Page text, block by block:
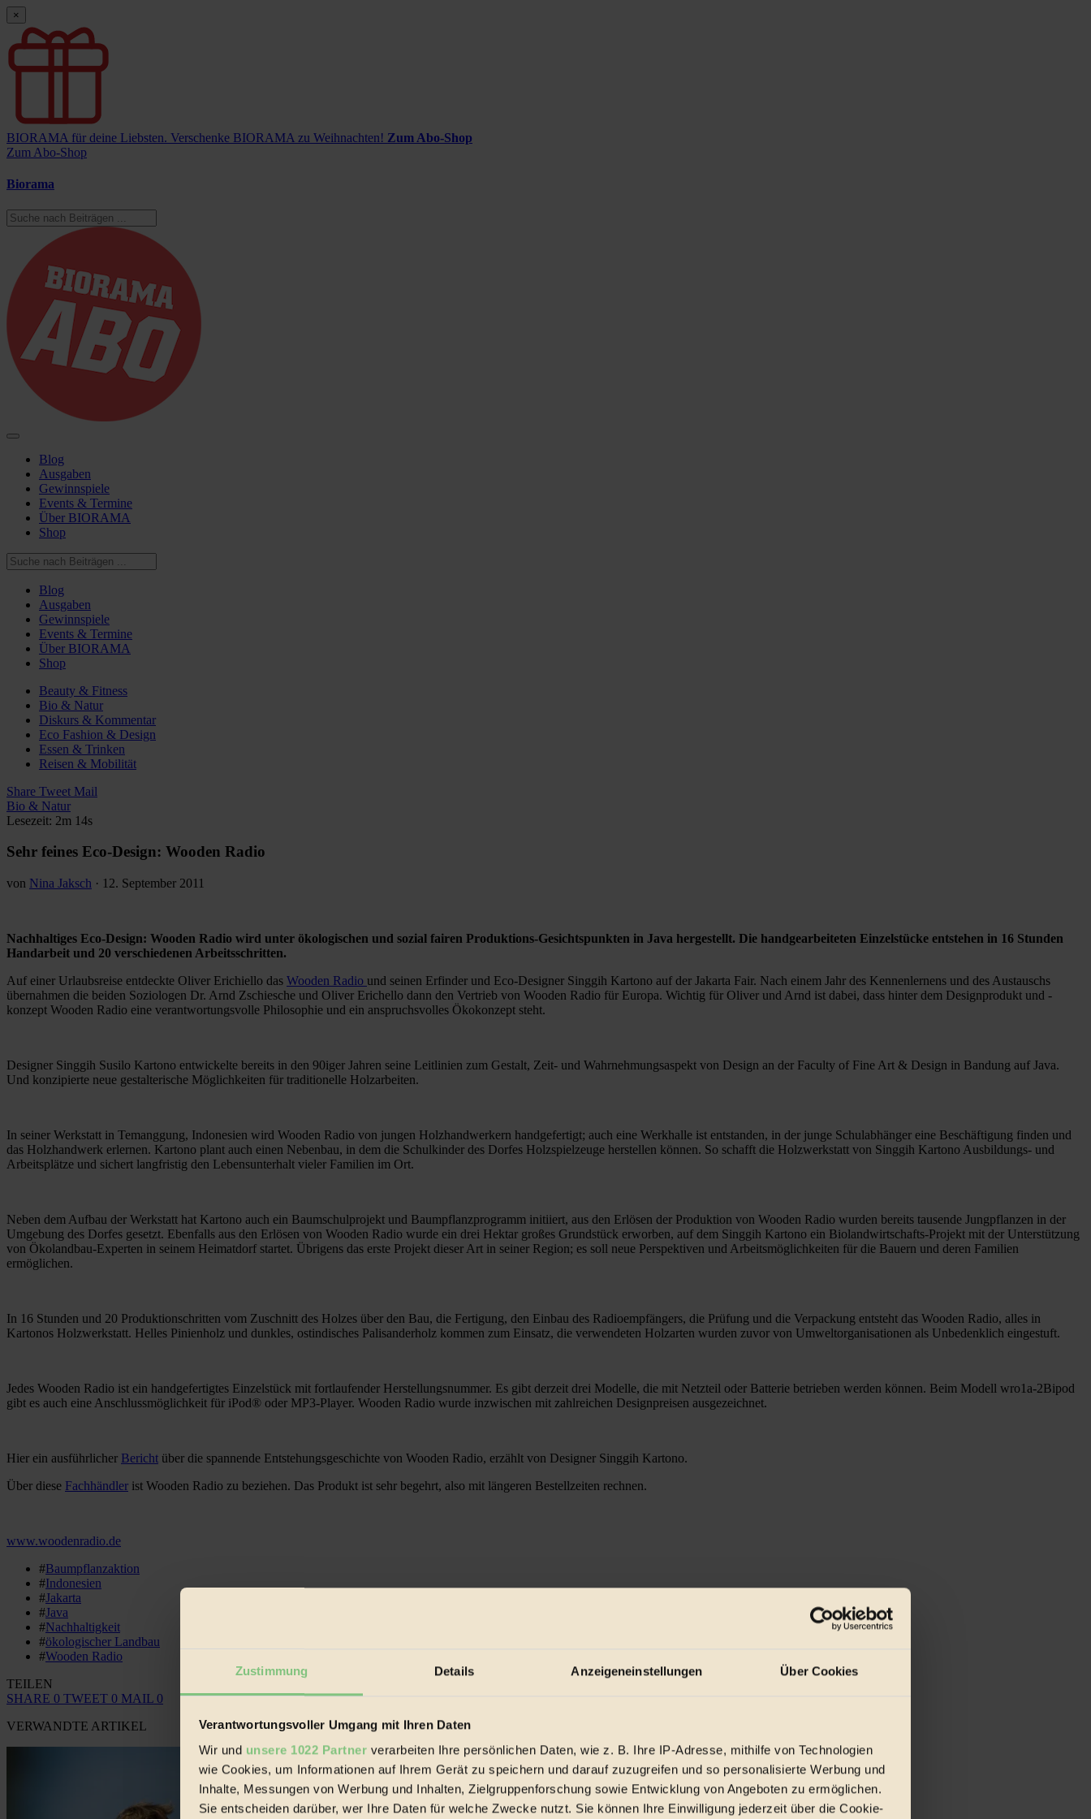
Zustimmung Details Anzeigeneinstellungen Über Cookies
Verantwortungsvoller Umgang mit Ihren Daten
Wir und unsere 1022 Partner verarbeiten Ihre persönlichen Daten, wie z. B. Ihre IP-Adresse, mithilfe von Technologien
wie Cookies, um Informationen auf Ihrem Gerät zu speichern und darauf zuzugreifen und so personalisierte Werbung und
Inhalte, Messungen von Werbung und Inhalten, Zielgruppenforschung sowie Entwicklung von Angeboten zu ermöglichen.
Sie entscheiden darüber, wer Ihre Daten für welche Zwecke nutzt. Sie können Ihre Einwilligung jederzeit über die Cookie-
×
BIORAMA für deine Liebsten. Verschenke BIORAMA zu Weihnachten! Zum Abo-Shop
Zum Abo-Shop
Biorama
Blog
Ausgaben
Gewinnspiele
Events & Termine
Über BIORAMA
Shop
Blog
Ausgaben
Gewinnspiele
Events & Termine
Über BIORAMA
Shop
Beauty & Fitness
Bio & Natur
Diskurs & Kommentar
Eco Fashion & Design
Essen & Trinken
Reisen & Mobilität
Share Tweet Mail
Bio & Natur
Lesezeit: 2m 14s
Sehr feines Eco-Design: Wooden Radio
von Nina Jaksch · 12. September 2011
Nachhaltiges Eco-Design: Wooden Radio wird unter ökologischen und sozial fairen Produktions-Gesichtspunkten in Java hergestellt. Die handgearbeiteten Einzelstücke entstehen in 16 Stunden
Handarbeit und 20 verschiedenen Arbeitsschritten.
Auf einer Urlaubsreise entdeckte Oliver Erichiello das Wooden Radio und seinen Erfinder und Eco-Designer Singgih Kartono auf der Jakarta Fair. Nach einem Jahr des Kennenlernens und des Austauschs
übernahmen die beiden Soziologen Dr. Arnd Zschiesche und Oliver Erichello dann den Vertrieb von Wooden Radio für Europa. Wichtig für Oliver und Arnd ist dabei, dass hinter dem Designprodukt und -
konzept Wooden Radio eine verantwortungsvolle Philosophie und ein anspruchsvolles Ökokonzept steht.
Designer Singgih Susilo Kartono entwickelte bereits in den 90iger Jahren seine Leitlinien zum Gestalt, Zeit- und Wahrnehmungsaspekt von Design an der Faculty of Fine Art & Design in Bandung auf Java.
Und konzipierte neue gestalterische Möglichkeiten für traditionelle Holzarbeiten.
In seiner Werkstatt in Temanggung, Indonesien wird Wooden Radio von jungen Holzhandwerkern handgefertigt; auch eine Werkhalle ist entstanden, in der junge Schulabhänger eine Beschäftigung finden und
das Holzhandwerk erlernen. Kartono plant auch einen Nebenbau, in dem die Schulkinder des Dorfes Holzspielzeuge herstellen können. So schafft die Holzwerkstatt von Singgih Kartono Ausbildungs- und
Arbeitsplätze und sichert langfristig den Lebensunterhalt vieler Familien im Ort.
Neben dem Aufbau der Werkstatt hat Kartono auch ein Baumschulprojekt und Baumpflanzprogramm initiiert, aus den Erlösen der Produktion von Wooden Radio wurden bereits tausende Jungpflanzen in der
Umgebung des Dorfes gesetzt. Ebenfalls aus den Erlösen von Wooden Radio wurde ein drei Hektar großes Grundstück erworben, auf dem Singgih Kartono ein Biolandwirtschafts-Projekt mit der Unterstützung
von Ökolandbau-Experten in seinem Heimatdorf startet. Übrigens das erste Projekt dieser Art in seiner Region; es soll neue Perspektiven und Arbeitsmöglichkeiten für die Bauern und deren Familien
ermöglichen.
In 16 Stunden und 20 Produktionschritten vom Zuschnitt des Holzes über den Bau, die Fertigung, den Einbau des Radioempfängers, die Prüfung und die Verpackung entsteht das Wooden Radio, alles in
Kartonos Holzwerkstatt. Helles Pinienholz und dunkles, ostindisches Palisanderholz kommen zum Einsatz, die verwendeten Holzarten wurden zuvor von Umweltorganisationen als Unbedenklich eingestuft.
Jedes Wooden Radio ist ein handgefertigtes Einzelstück mit fortlaufender Herstellungsnummer. Es gibt derzeit drei Modelle, die mit Netzteil oder Batterie betrieben werden können. Beim Modell wro1a-2Bipod
gibt es auch eine Anschlussmöglichkeit für iPod® oder MP3-Player. Wooden Radio wurde inzwischen mit zahlreichen Designpreisen ausgezeichnet.
Hier ein ausführlicher Bericht über die spannende Entstehungsgeschichte von Wooden Radio, erzählt von Designer Singgih Kartono.
Über diese Fachhändler ist Wooden Radio zu beziehen. Das Produkt ist sehr begehrt, also mit längeren Bestellzeiten rechnen.
www.woodenradio.de
#Baumpflanzaktion
#Indonesien
#Jakarta
#Java
#Nachhaltigkeit
#ökologischer Landbau
#Wooden Radio
TEILEN
SHARE 0 TWEET 0 MAIL 0
VERWANDTE ARTIKEL